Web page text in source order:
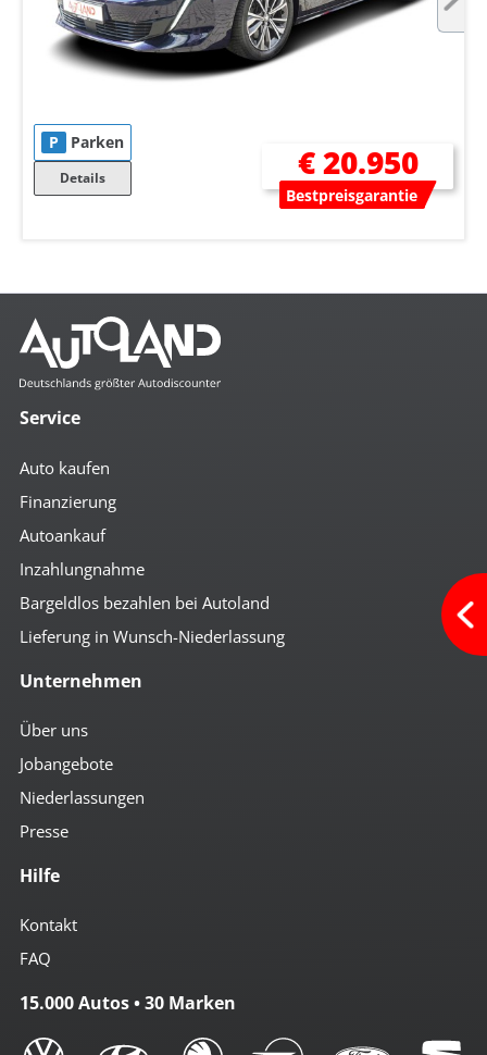
P Parken
Details € 20.950
Bestpreisgarantie
Service
Auto kaufen
Finanzierung
Autoankauf
Inzahlungnahme
Bargeldlos bezahlen bei Autoland
Lieferung in Wunsch-Niederlassung
Unternehmen
Über uns
Jobangebote
Niederlassungen
Presse
Hilfe
Kontakt
FAQ
15.000 Autos • 30 Marken